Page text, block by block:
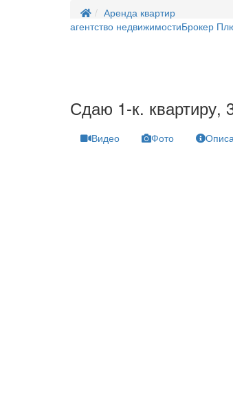
Аренда квартир
агентство недвижимостиБрокер
Сдаю 1-к. квартиру,
Видео Фото